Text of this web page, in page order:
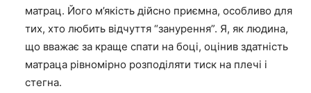
матрац. Його м’якість дійсно приємна, особливо для
тих, хто любить відчуття “занурення”. Я, як людина,
що вважає за краще спати на боці, оцінив здатність
матраца рівномірно розподіляти тиск на плечі і
стегна.